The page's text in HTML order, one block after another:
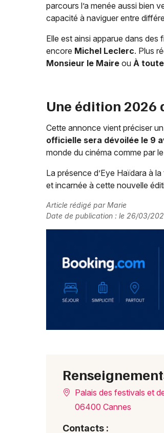
parcours l’a menée aussi bien
capacité à naviguer entre
Elle est ainsi apparue dans des
encore Michel Leclerc. Plus
Monsieur le Maire ou À
Une édition 2026
Cette annonce vient préciser
officielle sera dévoilée le 9
monde du cinéma comme par
La présence d’Eye Haïdara à
et incarnée à cette nouvelle
Article rédigé par Marie
Date de publication : le 26/03/
Palais des festivals et
06400 Cannes
Contacts :